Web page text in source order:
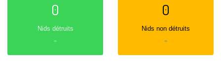
0
Nids détruits
=
0
Nids non détruits
=